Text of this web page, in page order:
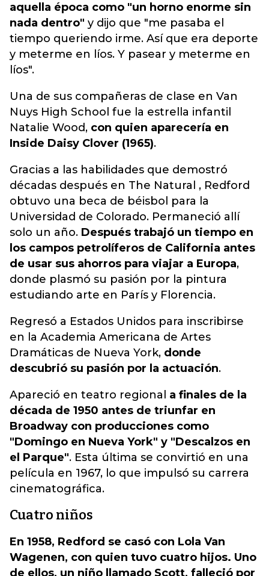
aquella época como "un horno enorme sin
nada dentro" y dijo que "me pasaba el
tiempo queriendo irme. Así que era deporte
y meterme en líos. Y pasear y meterme en
líos".
Una de sus compañeras de clase en Van
Nuys High School fue la estrella infantil
Natalie Wood, con quien aparecería en
Inside Daisy Clover (1965).
Gracias a las habilidades que demostró
décadas después en The Natural , Redford
obtuvo una beca de béisbol para la
Universidad de Colorado. Permaneció allí
solo un año. Después trabajó un tiempo en
los campos petrolíferos de California antes
de usar sus ahorros para viajar a Europa,
donde plasmó su pasión por la pintura
estudiando arte en París y Florencia.
Regresó a Estados Unidos para inscribirse
en la Academia Americana de Artes
Dramáticas de Nueva York, donde
descubrió su pasión por la actuación.
Apareció en teatro regional a finales de la
década de 1950 antes de triunfar en
Broadway con producciones como
"Domingo en Nueva York" y "Descalzos en
el Parque". Esta última se convirtió en una
película en 1967, lo que impulsó su carrera
cinematográfica.
Cuatro niños
En 1958, Redford se casó con Lola Van
Wagenen, con quien tuvo cuatro hijos. Uno
de ellos, un niño llamado Scott, falleció por